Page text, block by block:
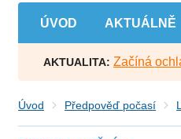
ÚVOD AKTUÁLNĚ
AKTUALITA: Začíná
Úvod Předpověď počasí